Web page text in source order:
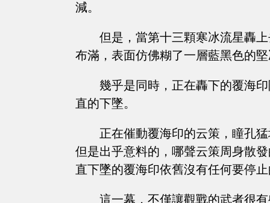
減。
但是，當第十三顆寒冰流星轟
布滿，表面仿佛糊了一層藍黑色的
幾乎是同時，正在轟下的覆海
直的下墜。
正在催動覆海印的云策，瞳孔
但是出乎意料的，哪聲云策周身散
直下墜的覆海印依舊沒有任何要停
這一幕，不僅讓觀戰的武者很